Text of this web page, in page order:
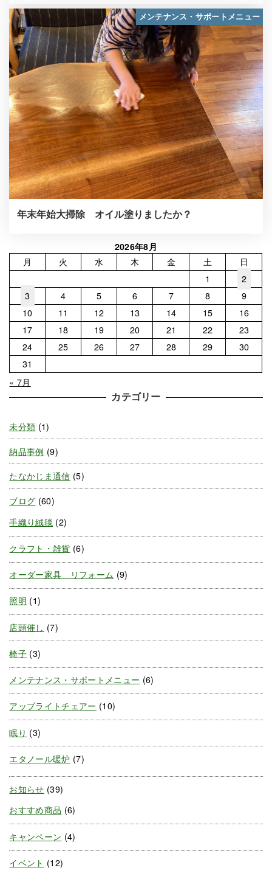
メンテナンス・サポートメニュー
年末年始大掃除 オイル塗りましたか？
2026年8月
月
火 水 木 金 土
日
1
2
3
4 5 6 7 8
9
10
11 12 13 14 15
16
17
18 19 20 21 22
23
24
25 26 27 28 29
30
31
« 7月
カテゴリー
未分類 (1)
納品事例 (9)
たなかじま通信 (5)
ブログ (60)
手織り絨毯 (2)
クラフト・雑貨 (6)
オーダー家具 リフォーム (9)
照明 (1)
店頭催し (7)
椅子 (3)
メンテナンス・サポートメニュー (6)
アップライトチェアー (10)
眠り (3)
エタノール暖炉 (7)
お知らせ (39)
おすすめ商品 (6)
キャンペーン (4)
イベント (12)